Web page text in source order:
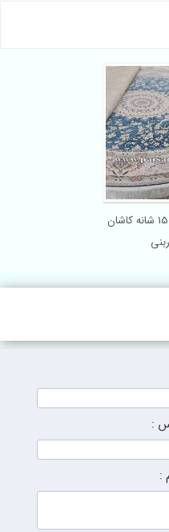
فرش دایره ای 1500 شانه کاشان
:
: